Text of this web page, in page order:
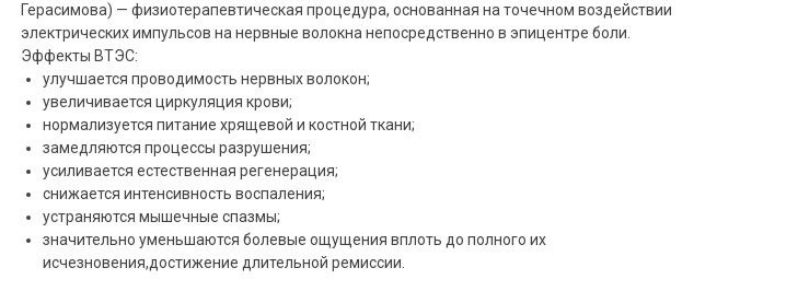
Герасимова) — физиотерапевтическая процедура, основанная на точечном воздействии
электрических импульсов на нервные волокна непосредственно в эпицентре боли.
Эффекты ВТЭС:
улучшается проводимость нервных волокон;
увеличивается циркуляция крови;
нормализуется питание хрящевой и костной ткани;
замедляются процессы разрушения;
усиливается естественная регенерация;
снижается интенсивность воспаления;
устраняются мышечные спазмы;
значительно уменьшаются болевые ощущения вплоть до полного их
исчезновения,достижение длительной ремиссии.